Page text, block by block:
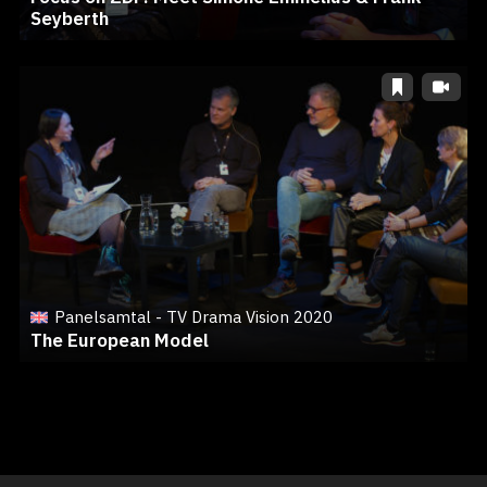
Seyberth
Panelsamtal - TV Drama Vision 2020
The European Model